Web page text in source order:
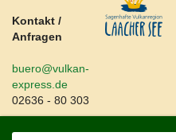
Kontakt /
Anfragen
buero@vulkan-
express.de
02636 - 80 303